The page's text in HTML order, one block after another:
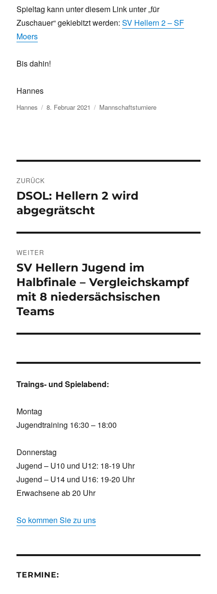
Spieltag kann unter diesem Link unter „für
Zuschauer“ gekiebitzt werden:SV Hellern 2 – SF
Moers
Bis dahin!
Hannes
Autor
Hannes Veröffentlicht
am
8. Februar 2021 Kategorien
Mannschaftsturniere
ZURÜCK
Vorheriger
Beitrag:
DSOL: Hellern 2 wird
abgegrätscht
WEITER
Nächster
Beitrag:
SV Hellern Jugend im
Halbfinale – Vergleichskampf
mit 8 niedersächsischen
Teams
Traings- und Spielabend:
Montag
Jugendtraining 16:30 – 18:00
Donnerstag
Jugend – U10 und U12: 18-19 Uhr
Jugend – U14 und U16: 19-20 Uhr
Erwachsene ab 20 Uhr
So kommen Sie zu uns
TERMINE: